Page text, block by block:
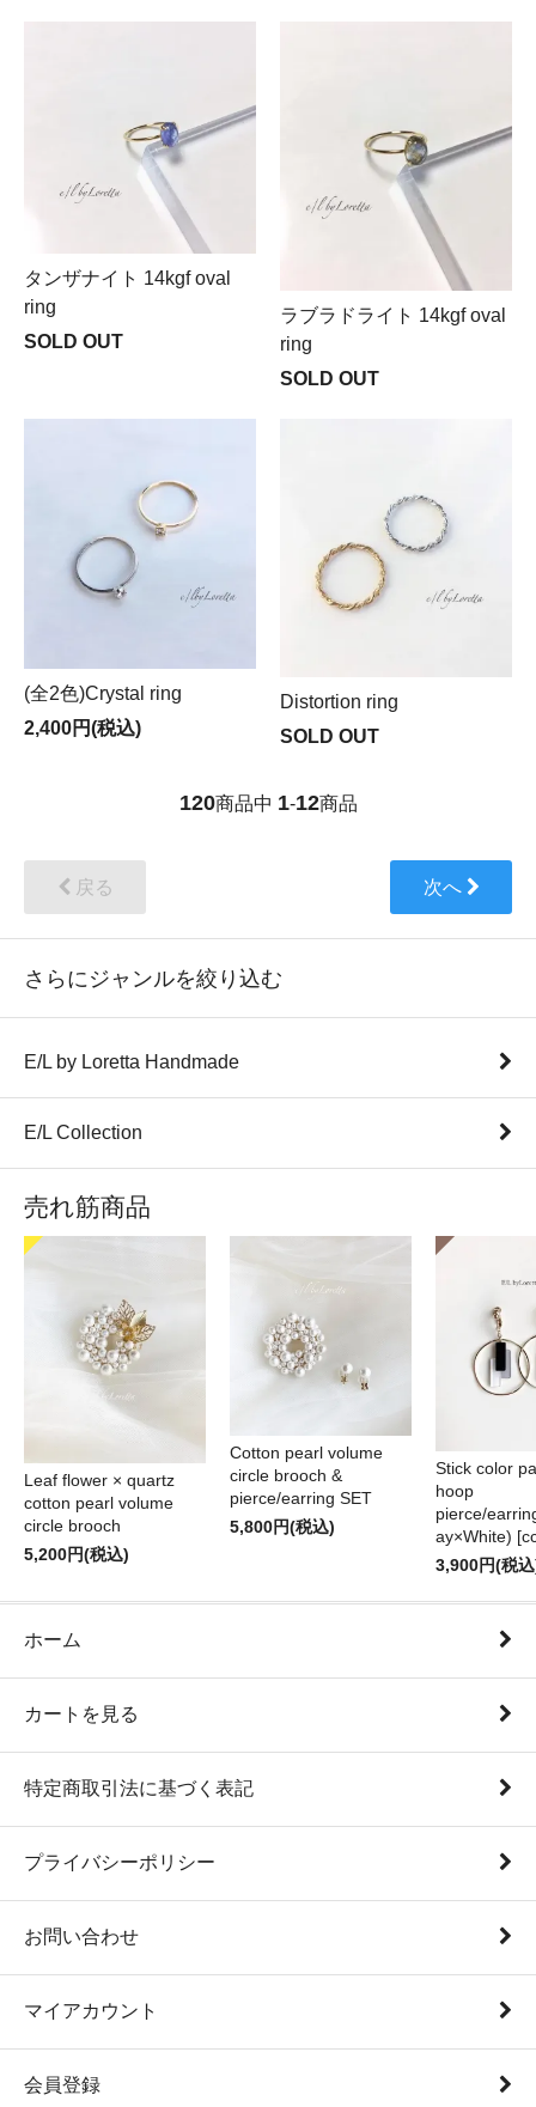
タンザナイト 14kgf oval
ring
SOLD OUT
ラブラドライト 14kgf oval
ring
SOLD OUT
(全2色)Crystal ring
2,400円(税込)
Distortion ring
SOLD OUT
120商品中 1-12商品
戻る 次へ
さらにジャンルを絞り込む
E/L by Loretta Handmade
E/L Collection
売れ筋商品
Leaf flower × quartz
cotton pearl volume
circle brooch
5,200円(税込)
Cotton pearl volume
circle brooch &
pierce/earring SET
5,800円(税込)
Stick color
hoop
pierce/
ay×White)
3,900円(税
ホーム
カートを見る
特定商取引法に基づく表記
プライバシーポリシー
お問い合わせ
マイアカウント
会員登録